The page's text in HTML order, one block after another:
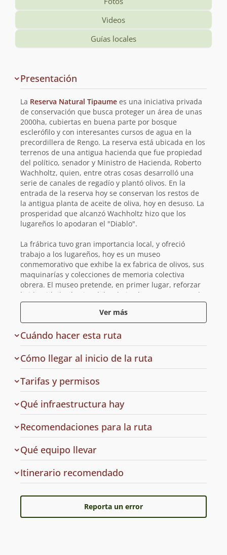
Videos
Guías locales
y
planificación
de
la
ruta
Presentación
La Reserva Natural Tipaume es una iniciativa privada
de conservación que busca proteger un área de unas
2000ha, cubiertas en buena parte por bosque
esclerófilo y con interesantes cursos de agua en la
precordillera de Rengo. La reserva está ubicada en los
terrenos de una antigua hacienda que fue propiedad
del político, senador y Ministro de Hacienda, Roberto
Wachholtz, quien, entre otras cosas desarrolló una
serie de canales de regadío y plantó olivos. En la
entrada de la reserva hoy se conservan los restos de
la antigua planta de aceite de oliva, hoy en desuso. La
prosperidad que alcanzó Wachholtz hizo que los
lugareños lo apodaran el "Diablo".
La frábrica tuvo gran importancia local, y ofreció
trabajo a los lugareños, hoy es un museo
conmemorativo que exhibe la ex fabrica de olivos, sus
maquinarías y colecciones de memoria colectiva
obrera. El museo pretende, en primer lugar, reforzar
la identidad colectiva del trabajo obrero y en segundo,
convertir este inmueble en un lugar de contenido
cultural en la región para resaltar el importante
aporte de la comunidad de trabajadores del sector de
Cerrillos.
Dentro de los variados proyectos de Wachholtz se
encontraba una plantación de nogales en la zona
precordillerana. Junto a esta plantación Wachholtz
como el "Chalet del Diablo". Actualmente es posible
recorrer la reserva por cómodos senderos hasta llegar
a este chalet y de pasada conocer hermosos pozones
del estero Tipaume, conocidos como las Tinajas.
Además de los senderos para recorrer a pie en la
reserva hay rutas para bicicleta y es posible realizar
Ver más
Cuándo hacer esta ruta
Cómo llegar al inicio de la ruta
Tarifas y permisos
acceso
Qué infraestructura hayen
la
ruta
Recomendaciones para la ruta
Qué equipo llevara
la
ruta
Cuál
es
Itinerario recomendado
Reporta un error